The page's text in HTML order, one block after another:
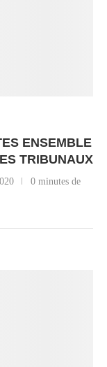
ENSEMBLE
TRIBUNAUX
0 minutes de